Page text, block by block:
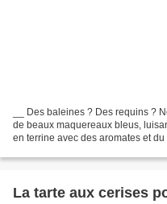
__ Des baleines ? Des requins ?
de beaux maquereaux bleus,
en terrine avec des aromates et
La tarte aux cerises